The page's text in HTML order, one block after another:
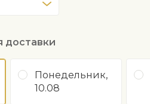
доставки
Понедельник,
10.08